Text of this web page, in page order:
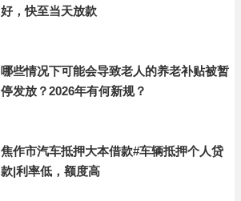
好，快至当天放款
哪些情况下可能会导致老人的养老补贴被暂
停发放？2026年有何新规？
焦作市汽车抵押大本借款#车辆抵押个人贷
款|利率低，额度高